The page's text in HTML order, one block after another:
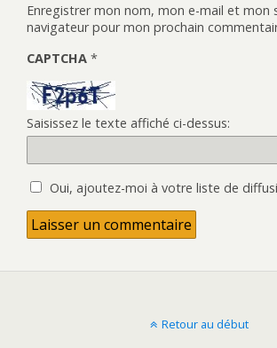
Enregistrer mon nom, mon e-mail et mon
navigateur pour mon prochain
CAPTCHA *
Saisissez le texte affiché ci-dessus:
Oui, ajoutez-moi à votre liste de
Retour au début